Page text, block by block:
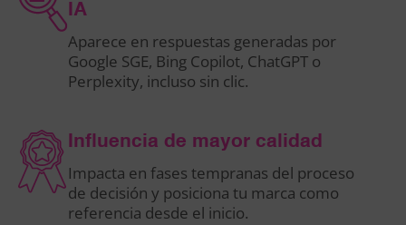
IA
Aparece en respuestas generadas por
Google SGE, Bing Copilot, ChatGPT o
Perplexity, incluso sin clic.
Influencia de mayor calidad
Impacta en fases tempranas del proceso
de decisión y posiciona tu marca como
referencia desde el inicio.